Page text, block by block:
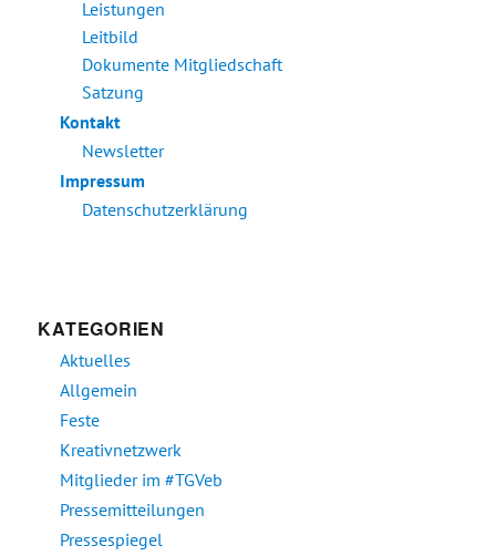
Leistungen
Leitbild
Dokumente Mitgliedschaft
Satzung
Kontakt
Newsletter
Impressum
Datenschutzerklärung
KATEGORIEN
Aktuelles
Allgemein
Feste
Kreativnetzwerk
Mitglieder im #TGVeb
Pressemitteilungen
Pressespiegel